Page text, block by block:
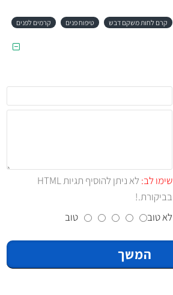
קרם לחות משקם דבש טיפוח פנים קרמים לפנים
שימו לב:
לא ניתן להוסיף תגיות HTML
בביקורת.!
לא טוב טוב
המשך